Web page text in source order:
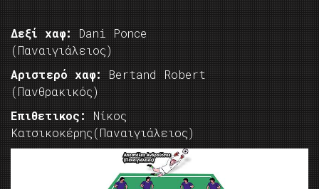
Δεξί χαφ:
Dani Ponce
(Παναιγιάλειος)
Αριστερό χαφ:
Bertand Robert
(Πανθρακικός)
Επιθετικος: Νίκος
Κατσικοκέρης(Παναιγιάλειος)